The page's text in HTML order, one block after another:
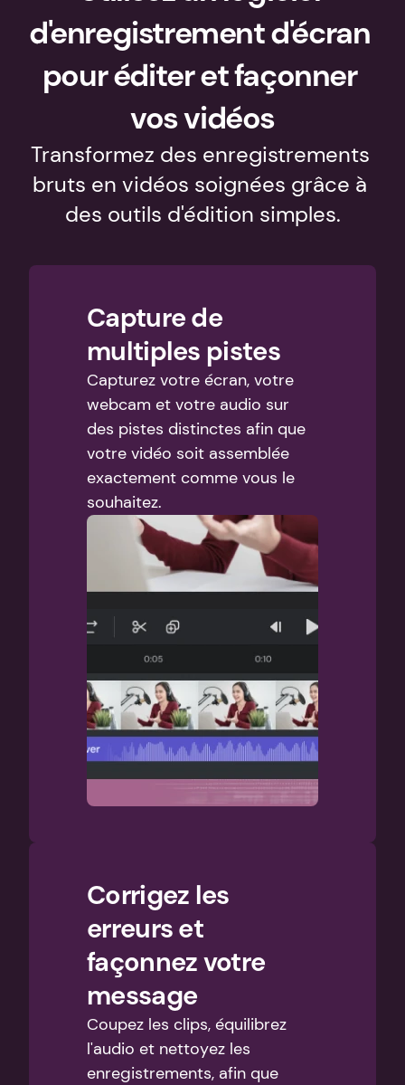
d'enregistrement d'écran
pour éditer et façonner
vos vidéos
Transformez des enregistrements
bruts en vidéos soignées grâce à
des outils d'édition simples.
Capture de
multiples pistes
Capturez votre écran, votre
webcam et votre audio sur
des pistes distinctes afin que
votre vidéo soit assemblée
exactement comme vous le
souhaitez.
Corrigez les
erreurs et
façonnez votre
message
Coupez les clips, équilibrez
l'audio et nettoyez les
enregistrements, afin que